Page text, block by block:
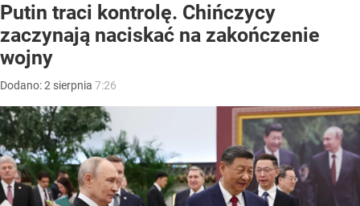
Putin traci kontrolę. Chińczycy
zaczynają naciskać na zakończenie
wojny
Dodano:2 sierpnia 7:26